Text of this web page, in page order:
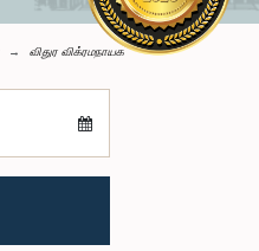
விதுர விக்ரமநாயக